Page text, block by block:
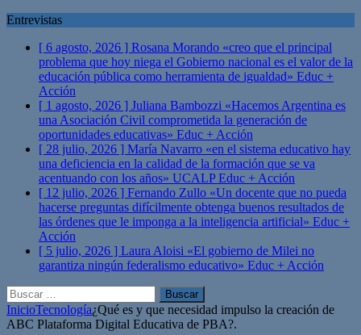
Entrevistas
[ 6 agosto, 2026 ] Rosana Morando «creo que el principal
problema que hoy niega el Gobierno nacional es el valor de la
educación pública como herramienta de igualdad» Educ +
Acción
[ 1 agosto, 2026 ] Juliana Bambozzi «Hacemos Argentina es
una Asociación Civil comprometida la generación de
oportunidades educativas» Educ + Acción
[ 28 julio, 2026 ] María Navarro «en el sistema educativo hay
una deficiencia en la calidad de la formación que se va
acentuando con los años» UCALPEduc + Acción
[ 12 julio, 2026 ] Fernando Zullo «Un docente que no pueda
hacerse preguntas difícilmente obtenga buenos resultados de
las órdenes que le imponga a la inteligencia artificial» Educ +
Acción
[ 5 julio, 2026 ] Laura Aloisi «El gobierno de Milei no
garantiza ningún federalismo educativo» Educ + Acción
Buscar:
InicioTecnología¿Qué es y que necesidad impulso la creación de
ABC Plataforma Digital Educativa de PBA?.